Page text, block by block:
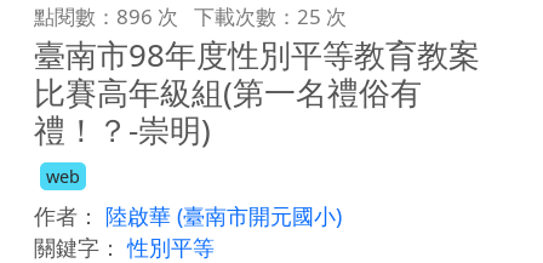
點閱數：896 次 下載次數：25 次
臺南市98年度性別平等教育教案
比賽高年級組(第一名禮俗有
禮！？-崇明)
web
作者： 陸啟華 (臺南市開元國小)
關鍵字： 性別平等